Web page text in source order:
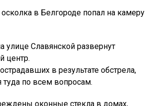
в Белгороде попал на камеру
улице Славянской развернут
центр.
в результате обстрела,
туда по всем вопросам.
оконные стекла в домах,